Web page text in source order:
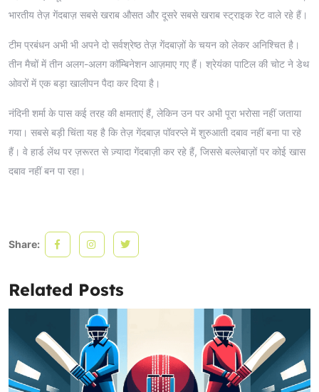
भारतीय तेज़ गेंदबाज़ सबसे खराब औसत और दूसरे सबसे खराब स्ट्राइक रेट वाले रहे हैं।
टीम प्रबंधन अभी भी अपने दो सर्वश्रेष्ठ तेज़ गेंदबाज़ों के चयन को लेकर अनिश्चित है।
तीन मैचों में तीन अलग-अलग कॉम्बिनेशन आज़माए गए हैं। श्रेयंका पाटिल की चोट ने डेथ
ओवरों में एक बड़ा खालीपन पैदा कर दिया है।
नंदिनी शर्मा के पास कई तरह की क्षमताएं हैं, लेकिन उन पर अभी पूरा भरोसा नहीं जताया
गया। सबसे बड़ी चिंता यह है कि तेज़ गेंदबाज़ पॉवरप्ले में शुरुआती दबाव नहीं बना पा रहे
हैं। वे हार्ड लेंथ पर ज़रूरत से ज़्यादा गेंदबाज़ी कर रहे हैं, जिससे बल्लेबाज़ों पर कोई खास
दबाव नहीं बन पा रहा।
Share:
Related Posts